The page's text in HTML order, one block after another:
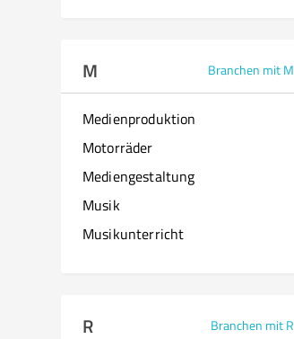
M Branchen mit M
Medienproduktion
Motorräder
Mediengestaltung
Musik
Musikunterricht
R Branchen mit R